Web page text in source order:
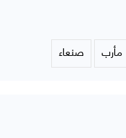
مأرب صنعاء